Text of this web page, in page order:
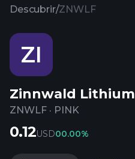
Descubrir/ZNWLF
ZI
Zinnwald
ZNWLF · PINK
0.12USD00.00%